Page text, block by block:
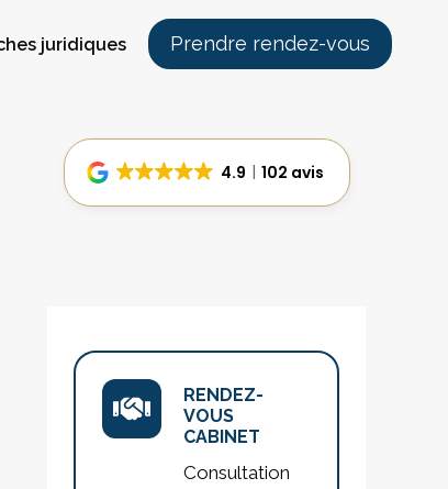
juridiques Prendre rendez-vous
4.9 102 avis
RENDEZ-
VOUS
CABINET
Consultation